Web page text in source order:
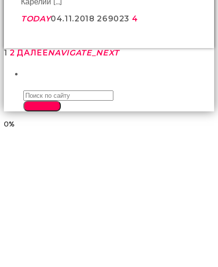
Карелии […]
TODAY04.11.2018 269023 4
1 2 ДАЛЕЕNAVIGATE_NEXT
0%